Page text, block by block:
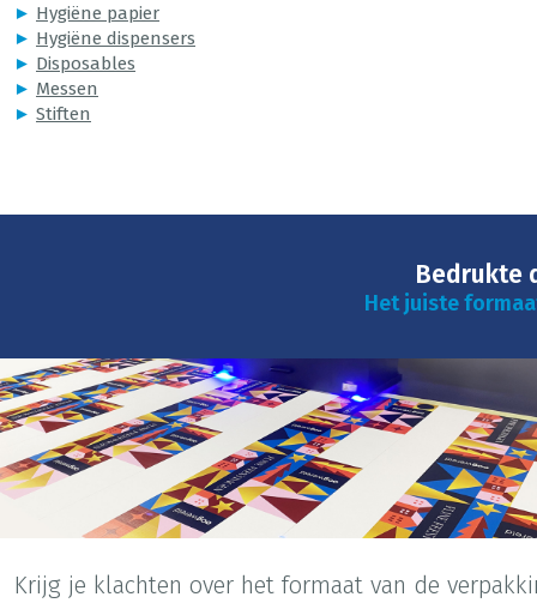
► Hygiëne papier
► Hygiëne dispensers
► Disposables
► Messen
► Stiften
Bedrukte
Het juiste
Krijg je klachten over het formaat van de